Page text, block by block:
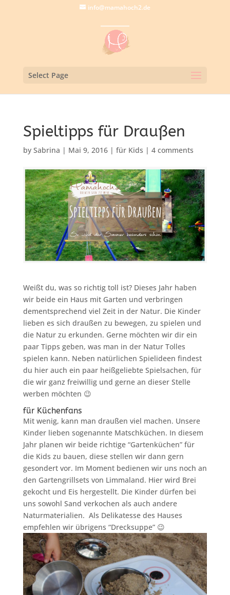
info@mamahoch2.de
Select Page
Spieltipps für Draußen
by Sabrina | Mai 9, 2016| für Kids | 4 comments
Weißt du, was so richtig toll ist? Dieses Jahr haben
wir beide ein Haus mit Garten und verbringen
dementsprechend viel Zeit in der Natur. Die Kinder
lieben es sich draußen zu bewegen, zu spielen und
die Natur zu erkunden. Gerne möchten wir dir ein
paar Tipps geben, was man in der Natur Tolles
spielen kann. Neben natürlichen Spielideen findest
du hier auch ein paar heißgeliebte Spielsachen, für
die wir ganz freiwillig und gerne an dieser Stelle
werben möchten 😉
für Küchenfans
Mit wenig, kann man draußen viel machen. Unsere
Kinder lieben sogenannte Matschküchen. In diesem
Jahr planen wir beide richtige “Gartenküchen” für
die Kids zu bauen, diese stellen wir dann gern
gesondert vor. Im Moment bedienen wir uns noch an
den Gartengrillsets von Limmaland. Hier wird Brei
gekocht und Eis hergestellt. Die Kinder dürfen bei
uns sowohl Sand verkochen als auch andere
Naturmaterialien. Als Delikatesse des Hauses
empfehlen wir übrigens “Drecksuppe” 😉